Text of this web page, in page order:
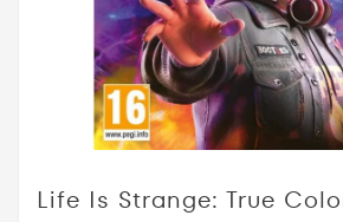
Life Is Strange: True